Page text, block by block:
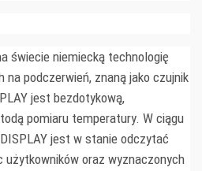
świecie niemiecką technologię
podczerwień, znaną jako czujnik
jest bezdotykową,
pomiaru temperatury. W ciągu
jest w stanie odczytać
użytkowników oraz wyznaczonych